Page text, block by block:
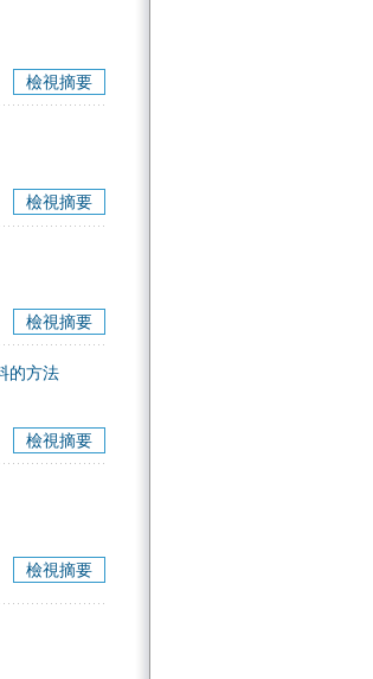
檢視摘要
檢視摘要
檢視摘要
的方法
檢視摘要
檢視摘要